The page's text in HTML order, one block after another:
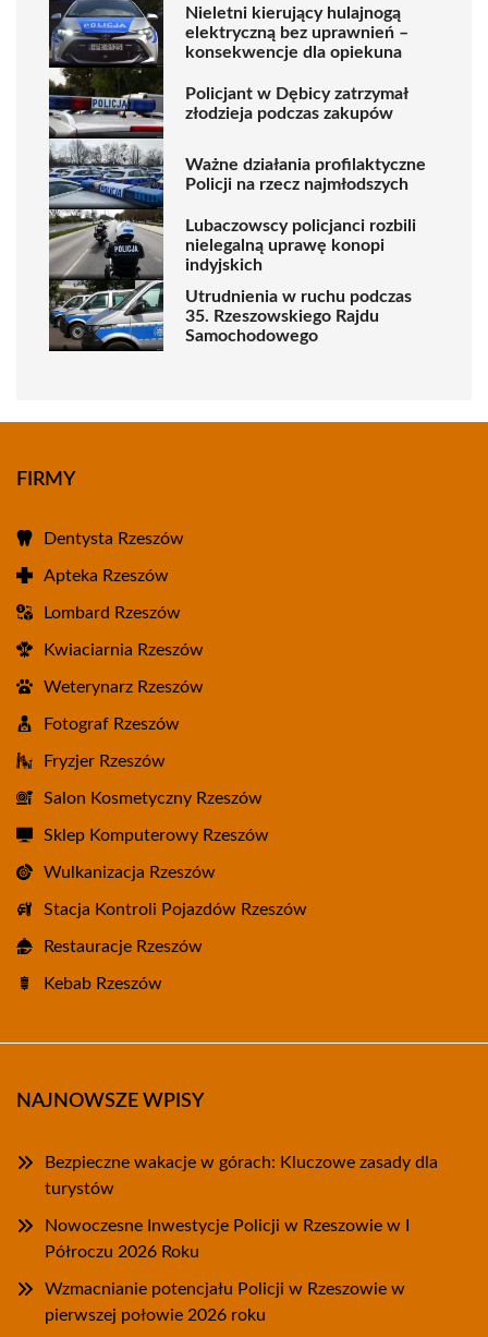
Nieletni kierujący hulajnogą
elektryczną bez uprawnień –
konsekwencje dla opiekuna
Policjant w Dębicy zatrzymał
złodzieja podczas zakupów
Ważne działania profilaktyczne
Policji na rzecz najmłodszych
Lubaczowscy policjanci rozbili
nielegalną uprawę konopi
indyjskich
Utrudnienia w ruchu podczas
35. Rzeszowskiego Rajdu
Samochodowego
FIRMY
Dentysta Rzeszów
Apteka Rzeszów
Lombard Rzeszów
Kwiaciarnia Rzeszów
Weterynarz Rzeszów
Fotograf Rzeszów
Fryzjer Rzeszów
Salon Kosmetyczny Rzeszów
Sklep Komputerowy Rzeszów
Wulkanizacja Rzeszów
Stacja Kontroli Pojazdów Rzeszów
Restauracje Rzeszów
Kebab Rzeszów
NAJNOWSZE WPISY
Bezpieczne wakacje w górach: Kluczowe zasady dla
turystów
Nowoczesne Inwestycje Policji w Rzeszowie w I
Półroczu 2026 Roku
Wzmacnianie potencjału Policji w Rzeszowie w
pierwszej połowie 2026 roku